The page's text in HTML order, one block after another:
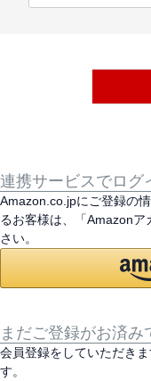
連携サービスでログ
Amazon.co.jpにご登録の
るお客様は、「Amazon
さい。
まだご登録がお済み
会員登録をしていただき
す。